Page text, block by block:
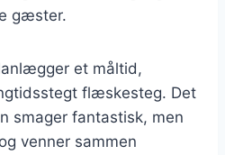
gæster.
et måltid,
flæskesteg. Det
smager fantastisk, men
venner sammen